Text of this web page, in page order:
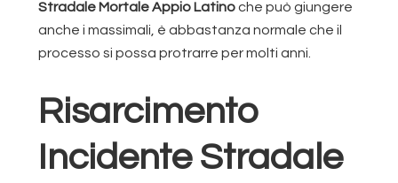
Stradale Mortale Appio Latinoche può giungere
anche i massimali, è abbastanza normale che il
processo si possa protrarre per molti anni.
Risarcimento
Incidente Stradale